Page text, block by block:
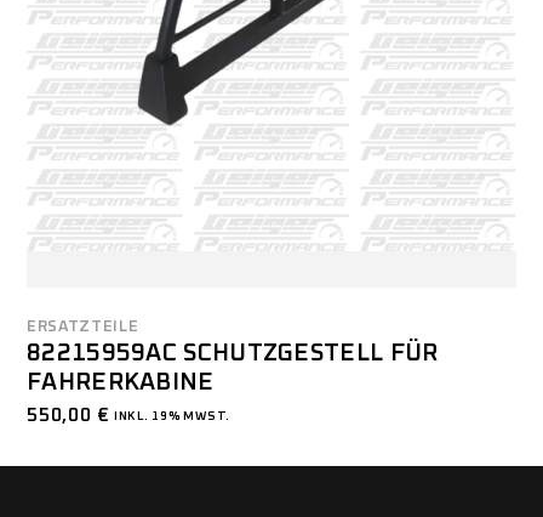
ERSATZTEILE
82215959AC SCHUTZGESTELL FÜR
FAHRERKABINE
550,00 € INKL. 19% MWST.